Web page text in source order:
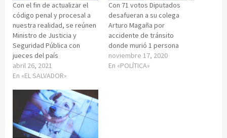
Con el fin de actualizar el
código penal y procesal a
nuestra realidad, se reúnen
Ministro de Justicia y
Seguridad Pública con
jueces del país
abril 26, 2021
En «EL SALVADOR»
Con 71 votos Diputados
desafueran a su colega
Arturo Magaña por
accidente de tránsito
donde murió 1 persona
noviembre 17, 2020
En «POLÍTICA»